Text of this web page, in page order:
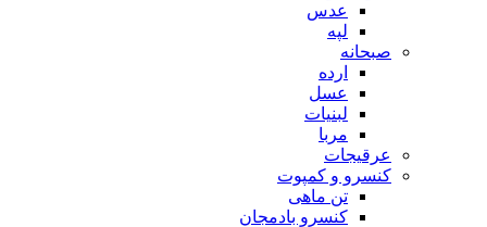
عدس
لپه
صبحانه
ارده
عسل
لبنیات
مربا
عرقیجات
کنسرو و کمپوت
تن ماهی
کنسرو بادمجان